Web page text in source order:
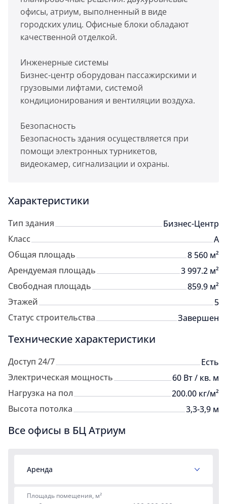
офисы, атриум, выполненный в виде
городских улиц. Офисные блоки обладают
качественной отделкой.
Инженерные системы
Бизнес-центр оборудован пассажирскими и
грузовыми лифтами, системой
кондиционирования и вентиляции воздуха.
Безопасность
Безопасность здания осуществляется при
помощи электронных турникетов,
видеокамер, сигнализации и охраны.
Характеристики
Тип здания
Бизнес-Центр
Класс
A
Общая площадь
8 560 м²
Арендуемая площадь
3 997.2 м²
Свободная площадь
859.9 м²
Этажей
5
Статус строительства
Завершен
Технические характеристики
Доступ 24/7
Есть
Электрическая мощность
60 Вт / кв. м
Нагрузка на пол
200.00 кг/м²
Высота потолка
3,3-3,9 м
Все офисы в БЦ Атриум
Аренда
Площадь помещения, м²